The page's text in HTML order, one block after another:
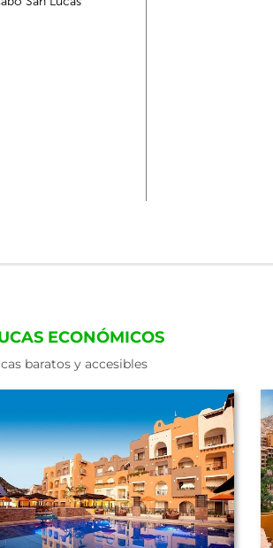
ECONÓMICOS
baratos y accesibles